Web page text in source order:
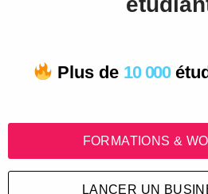
FORMATIONS &
LANCER UN